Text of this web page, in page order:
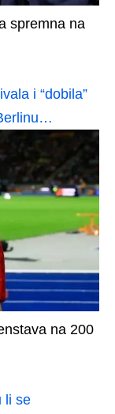
spremna na
i “dobila”
na 200
li se